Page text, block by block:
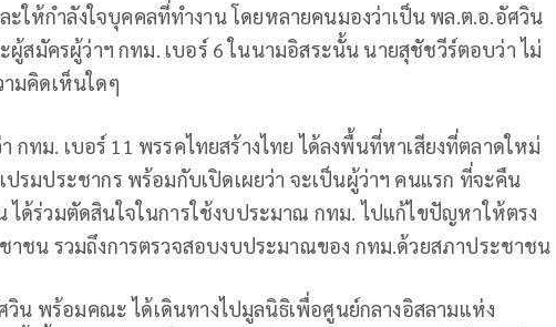
ะให้กำลังใจบุคคลที่ทำงาน โดยหลายคนมองว่าเป็น พล.ต.อ.อัศวิน
ผู้สมัครผู้ว่าฯ กทม. เบอร์ 6 ในนามอิสระนั้น นายสุชัชวีร์ตอบว่า ไม่
มคิดเห็นใดๆ
กทม. เบอร์ 11 พรรคไทยสร้างไทย ได้ลงพื้นที่หาเสียงที่ตลาดใหม่
รมประชากร พร้อมกับเปิดเผยว่า จะเป็นผู้ว่าฯ คนแรก ที่จะคืน
ได้ร่วมตัดสินใจในการใช้งบประมาณ กทม. ไปแก้ไขปัญหาให้ตรง
าชน รวมถึงการตรวจสอบงบประมาณของ กทม.ด้วยสภาประชาชน
วิน พร้อมคณะ ได้เดินทางไปมูลนิธิเพื่อศูนย์กลางอิสลามแห่ง